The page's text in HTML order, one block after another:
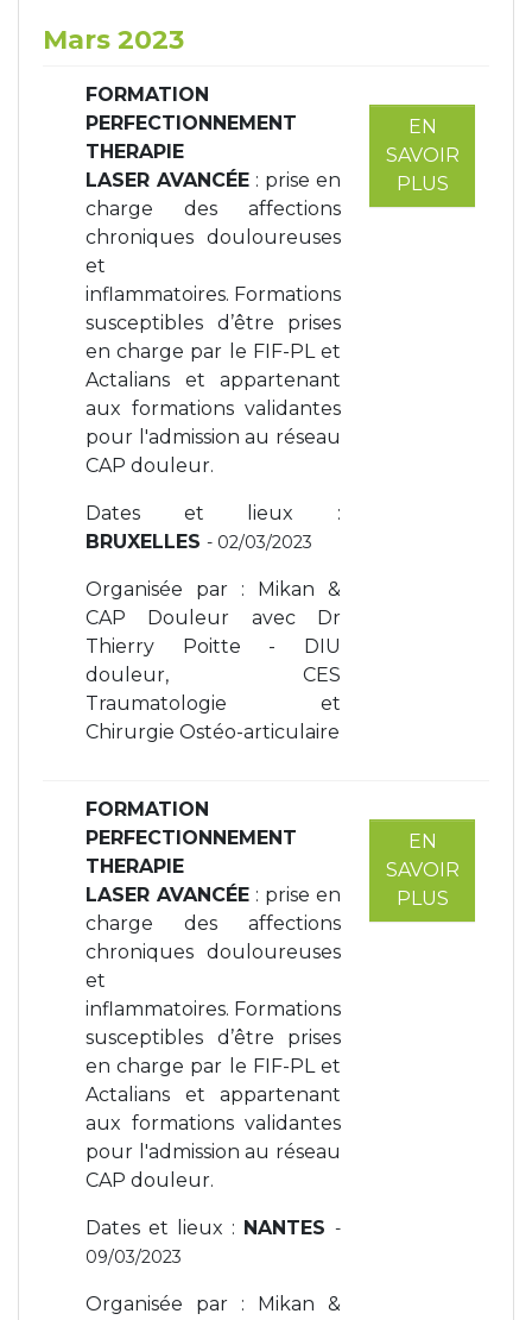
Mars 2023
FORMATION
PERFECTIONNEMENT
THERAPIE
LASER AVANCÉE : prise en
charge des affections
chroniques douloureuses
et
inflammatoires. Formations
susceptibles d’être prises
en charge par le FIF-PL et
Actalians et appartenant
aux formations validantes
pour l'admission au réseau
CAP douleur.
Dates et lieux :
BRUXELLES - 02/03/2023
Organisée par : Mikan &
CAP Douleur avec Dr
Thierry Poitte - DIU
douleur, CES
Traumatologie et
Chirurgie Ostéo-articulaire
EN
SAVOIR
PLUS
FORMATION
PERFECTIONNEMENT
THERAPIE
LASER AVANCÉE : prise en
charge des affections
chroniques douloureuses
et
inflammatoires. Formations
susceptibles d’être prises
en charge par le FIF-PL et
Actalians et appartenant
aux formations validantes
pour l'admission au réseau
CAP douleur.
Dates et lieux : NANTES -
09/03/2023
Organisée par : Mikan &
EN
SAVOIR
PLUS